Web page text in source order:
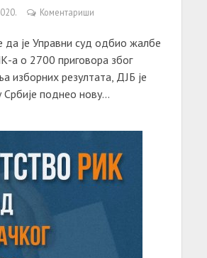
Коментариши
да је Управни суд одбио жалбе
а о 2700 приговора због
изборних резултата, ДЈБ је
поднео нову...